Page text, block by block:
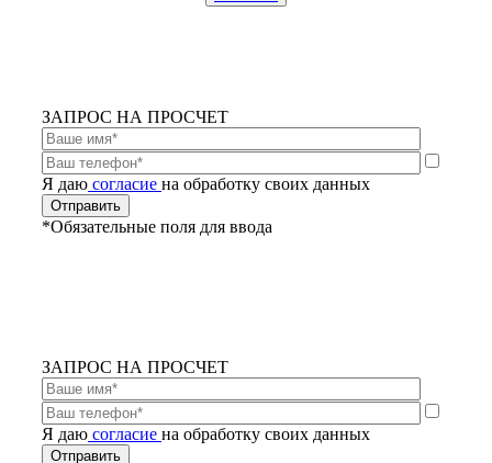
ЗАПРОС НА ПРОСЧЕТ
Я даю согласие на обработку своих данных
*Обязательные поля для ввода
ЗАПРОС НА ПРОСЧЕТ
Я даю согласие на обработку своих данных